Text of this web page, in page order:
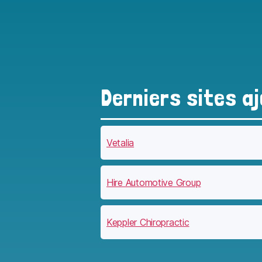
Derniers sites
Vetalia
Hire Automotive Group
Keppler Chiropractic